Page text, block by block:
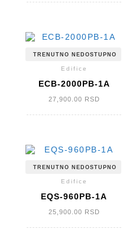
TRENUTNO NEDOSTUPNO
Edifice
ECB-2000PB-1A
27,900.00 RSD
TRENUTNO NEDOSTUPNO
Edifice
EQS-960PB-1A
25,900.00 RSD